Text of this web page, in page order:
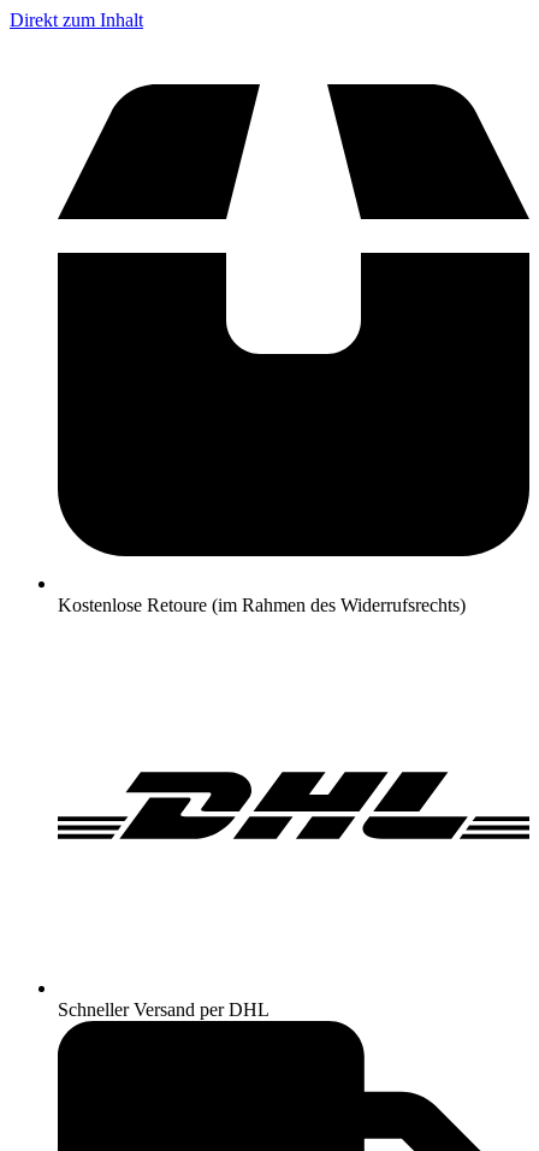
Direkt zum Inhalt
Kostenlose Retoure (im Rahmen des Widerrufsrechts)
Schneller Versand per DHL